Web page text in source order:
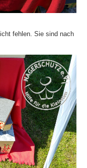
fehlen. Sie sind nach